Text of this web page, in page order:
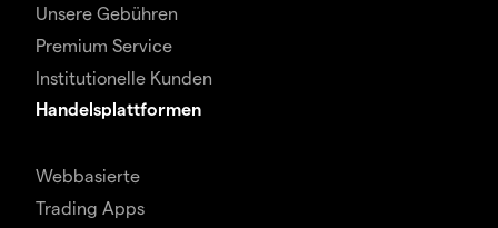
Unsere Gebühren
Premium Service
Institutionelle Kunden
Handelsplattformen
Webbasierte
Trading Apps